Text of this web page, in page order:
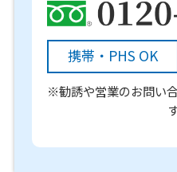
携帯・PHS OK
※勧誘や営業のお問い